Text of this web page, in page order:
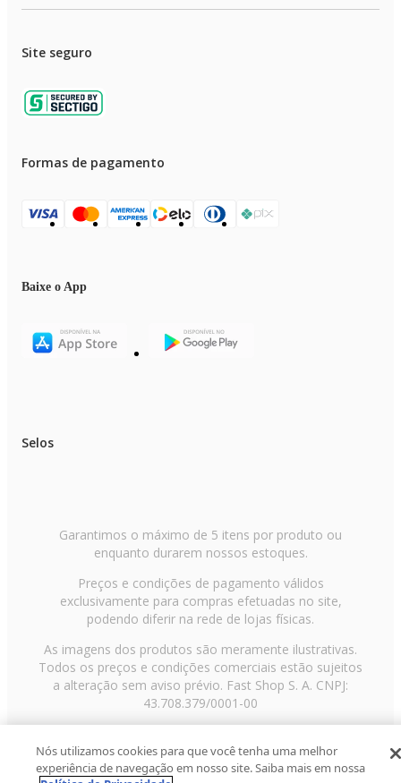
Site seguro
Formas de pagamento
Baixe o App
Selos
Garantimos o máximo de 5 itens por produto ou
enquanto durarem nossos estoques.
Preços e condições de pagamento válidos
exclusivamente para compras efetuadas no site,
podendo diferir na rede de lojas físicas.
As imagens dos produtos são meramente ilustrativas.
Todos os preços e condições comerciais estão sujeitos
a alteração sem aviso prévio. Fast Shop S. A. CNPJ:
43.708.379/0001-00
Paulo/SP, CEP 02029-001, Telefone: 11 3003-3728 ©
2013 Fast Shop - Todos os direitos reservadosRF
Nós utilizamos cookies para que você tenha uma melhor
experiência de navegação em nosso site. Saiba mais em nossa